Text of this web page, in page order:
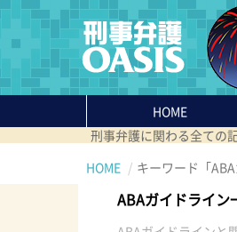
HOME
刑事弁護に関わる全ての
HOME
キーワード「
ABAガイドライン